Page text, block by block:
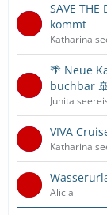
SAVE
kommt
Katharina
🌴 Neue
buchbar
Junita
VIVA
Katharina
Alicia